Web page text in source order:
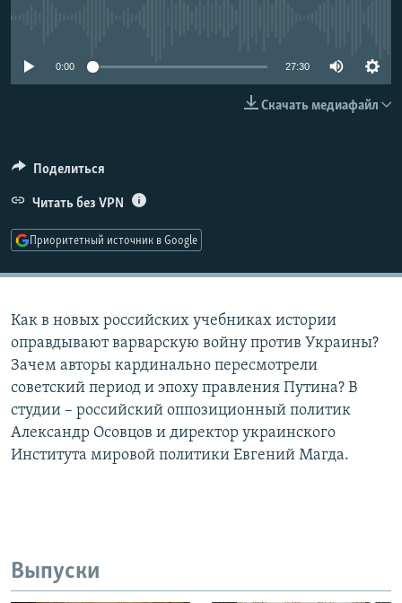
0:00 27:30
Скачать медиафайл
Поделиться
Читать без VPN
Приоритетный источник в Google
Как в новых российских учебниках истории
оправдывают варварскую войну против Украины?
Зачем авторы кардинально пересмотрели
советский период и эпоху правления Путина? В
студии – российский оппозиционный политик
Александр Осовцов и директор украинского
Института мировой политики Евгений Магда.
Выпуски